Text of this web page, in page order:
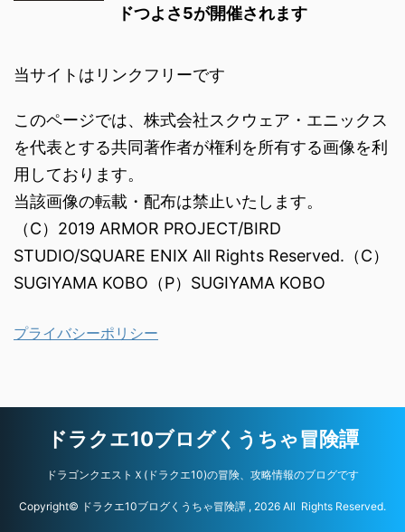
ドつよさ5が開催されます
当サイトはリンクフリーです
このページでは、株式会社スクウェア・エニックス
を代表とする共同著作者が権利を所有する画像を利
用しております。
当該画像の転載・配布は禁止いたします。
（C）2019 ARMOR PROJECT/BIRD
STUDIO/SQUARE ENIX All Rights Reserved.（C）
SUGIYAMA KOBO（P）SUGIYAMA KOBO
プライバシーポリシー
ドラクエ10ブログくうちゃ冒険譚
ドラゴンクエストＸ(ドラクエ10)の冒険、攻略情報のブログです
Copyright© ドラクエ10ブログくうちゃ冒険譚 , 2026 All Rights Reserved.